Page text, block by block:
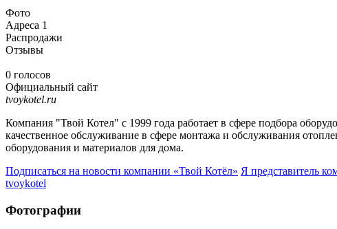
Фото
Адреса 1
Распродажи
Отзывы
0 голосов
Официальный сайт
tvoykotel.ru
Компания "Твой Котел" с 1999 года работает в сфере подбора
качественное обслуживание в сфере монтажа и обслуживания
оборудования и материалов для дома.
Подписаться на новости компании «Твой Котёл» Я представитель
tvoykotel
Фотографии